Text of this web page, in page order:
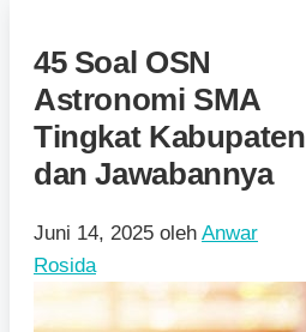
45 Soal OSN
Astronomi SMA
Tingkat Kabupaten
dan Jawabannya
Juni 14, 2025 oleh Anwar
Rosida